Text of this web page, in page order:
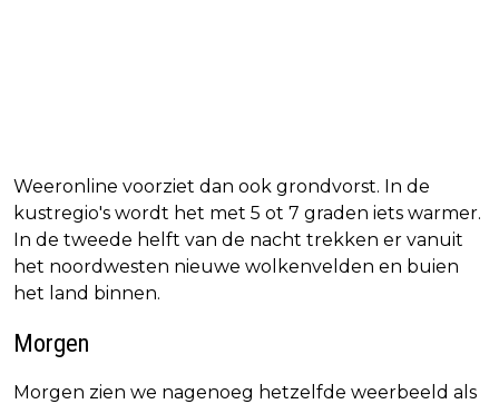
Weeronline voorziet dan ook grondvorst. In de
kustregio's wordt het met 5 ot 7 graden iets warmer.
In de tweede helft van de nacht trekken er vanuit
het noordwesten nieuwe wolkenvelden en buien
het land binnen.
Morgen
Morgen zien we nagenoeg hetzelfde weerbeeld als